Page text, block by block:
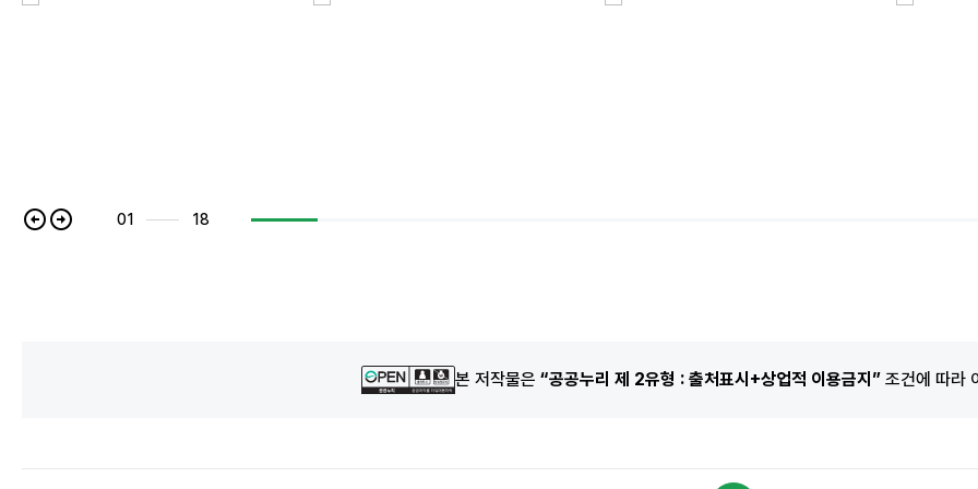
01 18
본 저작물은 “공공누리 제 2유형 : 출처표시+상업적 이용금지” 조건에 따라